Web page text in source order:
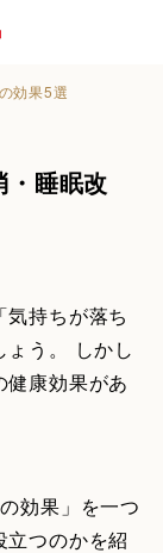
効果5選
・睡眠改
持ちが落ち
う。 しかし
康効果があ
効果」を一つ
つのかを紹